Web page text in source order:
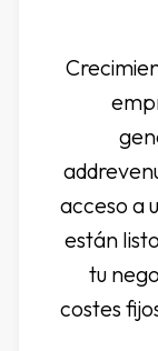
acceso a
están
tu
costes